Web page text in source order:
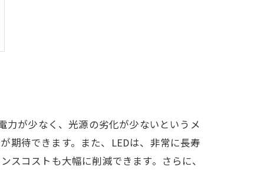
力が少なく、光源の劣化が少ないというメ
期待できます。また、LEDは、非常に長寿
コストも大幅に削減できます。さらに、